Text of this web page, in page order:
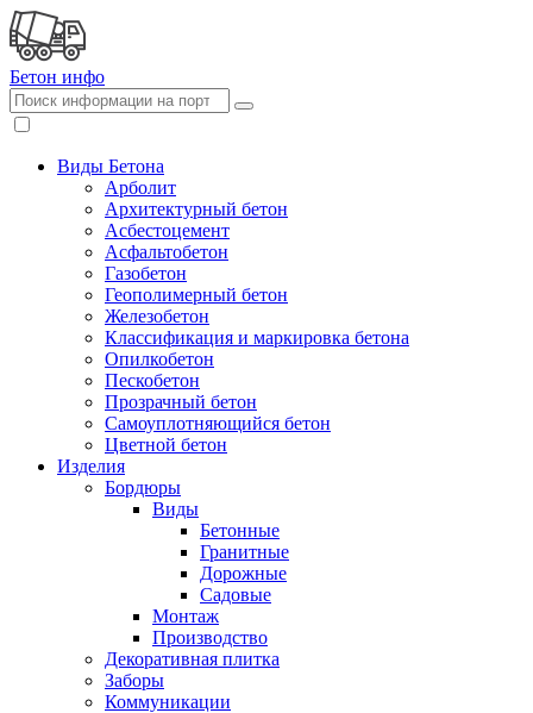
Бетон инфо
Виды Бетона
Арболит
Архитектурный бетон
Асбестоцемент
Асфальтобетон
Газобетон
Геополимерный бетон
Железобетон
Классификация и маркировка бетона
Опилкобетон
Пескобетон
Прозрачный бетон
Самоуплотняющийся бетон
Цветной бетон
Изделия
Бордюры
Виды
Бетонные
Гранитные
Дорожные
Садовые
Монтаж
Производство
Декоративная плитка
Заборы
Коммуникации